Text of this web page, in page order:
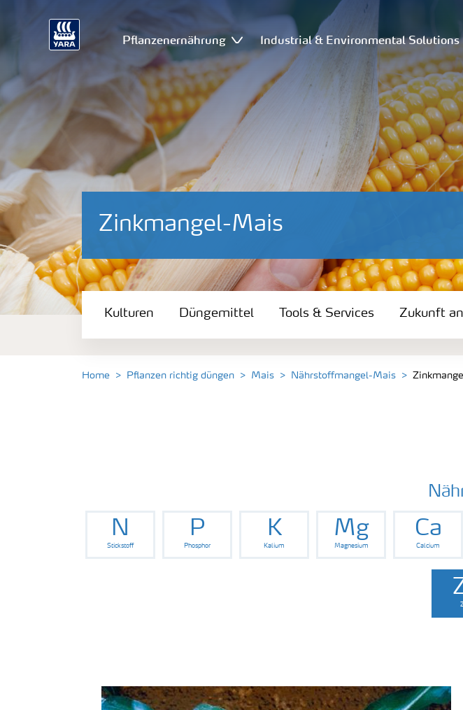
Pflanzenernährung Industrial & Environmental Solutions
Zinkmangel-Mais
Kulturen
Tools & Services
Kulturen Düngemittel Tools & Services Zukunft
Home Pflanzen richtig düngen Mais Nährstoffmangel-Mais
N
Stickstoff
P
Phosphor
K
Kalium
Mg
Magnesium
Ca
Calcium